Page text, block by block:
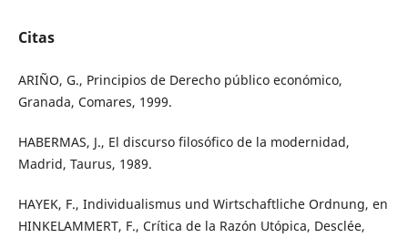
Citas
ARIÑO, G., Principios de Derecho público económico,
Granada, Comares, 1999.
HABERMAS, J., El discurso filosófico de la modernidad,
Madrid, Taurus, 1989.
HAYEK, F., Individualismus und Wirtschaftliche Ordnung, en
HINKELAMMERT, F., Crítica de la Razón Utópica, Desclée,